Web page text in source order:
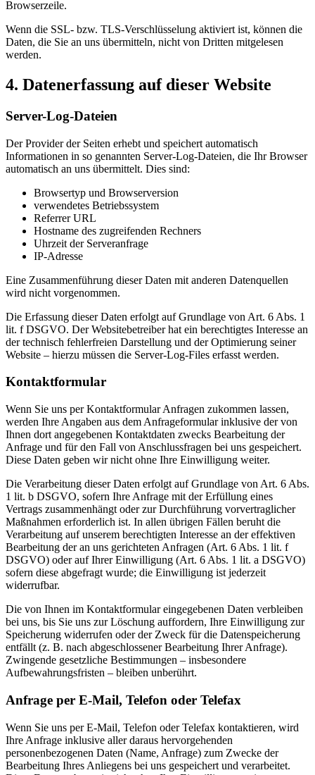
Browserzeile.
Wenn die SSL- bzw. TLS-Verschlüsselung aktiviert ist, können die
Daten, die Sie an uns übermitteln, nicht von Dritten mitgelesen
werden.
4. Datenerfassung auf dieser Website
Server-Log-Dateien
Der Provider der Seiten erhebt und speichert automatisch
Informationen in so genannten Server-Log-Dateien, die Ihr Browser
automatisch an uns übermittelt. Dies sind:
Browsertyp und Browserversion
verwendetes Betriebssystem
Referrer URL
Hostname des zugreifenden Rechners
Uhrzeit der Serveranfrage
IP-Adresse
Eine Zusammenführung dieser Daten mit anderen Datenquellen
wird nicht vorgenommen.
Die Erfassung dieser Daten erfolgt auf Grundlage von Art. 6 Abs. 1
lit. f DSGVO. Der Websitebetreiber hat ein berechtigtes Interesse an
der technisch fehlerfreien Darstellung und der Optimierung seiner
Website – hierzu müssen die Server-Log-Files erfasst werden.
Kontaktformular
Wenn Sie uns per Kontaktformular Anfragen zukommen lassen,
werden Ihre Angaben aus dem Anfrageformular inklusive der von
Ihnen dort angegebenen Kontaktdaten zwecks Bearbeitung der
Anfrage und für den Fall von Anschlussfragen bei uns gespeichert.
Diese Daten geben wir nicht ohne Ihre Einwilligung weiter.
Die Verarbeitung dieser Daten erfolgt auf Grundlage von Art. 6 Abs.
1 lit. b DSGVO, sofern Ihre Anfrage mit der Erfüllung eines
Vertrags zusammenhängt oder zur Durchführung vorvertraglicher
Maßnahmen erforderlich ist. In allen übrigen Fällen beruht die
Verarbeitung auf unserem berechtigten Interesse an der effektiven
Bearbeitung der an uns gerichteten Anfragen (Art. 6 Abs. 1 lit. f
DSGVO) oder auf Ihrer Einwilligung (Art. 6 Abs. 1 lit. a DSGVO)
sofern diese abgefragt wurde; die Einwilligung ist jederzeit
widerrufbar.
Die von Ihnen im Kontaktformular eingegebenen Daten verbleiben
bei uns, bis Sie uns zur Löschung auffordern, Ihre Einwilligung zur
Speicherung widerrufen oder der Zweck für die Datenspeicherung
entfällt (z. B. nach abgeschlossener Bearbeitung Ihrer Anfrage).
Zwingende gesetzliche Bestimmungen – insbesondere
Aufbewahrungsfristen – bleiben unberührt.
Anfrage per E-Mail, Telefon oder Telefax
Wenn Sie uns per E-Mail, Telefon oder Telefax kontaktieren, wird
Ihre Anfrage inklusive aller daraus hervorgehenden
personenbezogenen Daten (Name, Anfrage) zum Zwecke der
Bearbeitung Ihres Anliegens bei uns gespeichert und verarbeitet.